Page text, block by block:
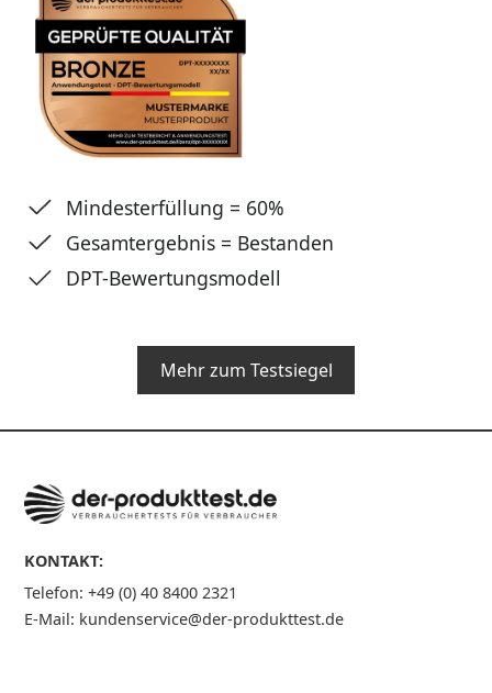
Mindesterfüllung = 60%
Gesamtergebnis = Bestanden
DPT-Bewertungsmodell
Mehr zum Testsiegel
KONTAKT:
Telefon: +49 (0) 40 8400 2321
E-Mail: kundenservice@der-produkttest.de